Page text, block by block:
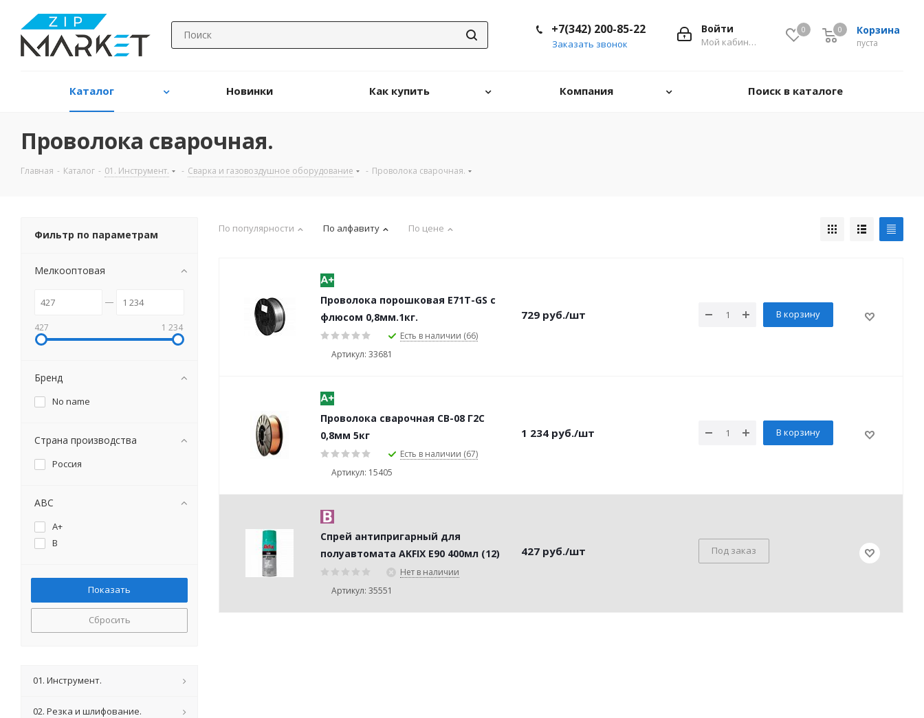
0 Корзина
0
пуста
0
Войти
Мой кабинет
+7(342) 200-85-22
Заказать звонок
Каталог Новинки Как купить Компания Поиск в каталоге
Проволока сварочная.
Главная - Каталог - 01. Инструмент. - Сварка и газовоздушное оборудование - Проволока сварочная.
По популярности По алфавиту По цене
Проволока порошковая Е71Т-GS с
флюсом 0,8мм.1кг.
Есть в наличии (66)
Артикул: 33681
729 руб./шт В корзину
Проволока сварочная СВ-08 Г2С
0,8мм 5кг
Есть в наличии (67)
Артикул: 15405
1 234 руб./шт В корзину
Спрей антипригарный для
полуавтомата AKFIX E90 400мл (12)
Нет в наличии
Артикул: 35551
427 руб./шт Под заказ
Фильтр по параметрам
Мелкооптовая
427 1 234
Бренд
No name
Страна производства
Россия
ABC
A+
B
Сбросить
01. Инструмент.
02. Резка и шлифование.